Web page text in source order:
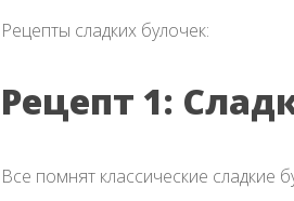
Рецепты сладких булочек:
Рецепт 1:
Все помнят классические сладкие